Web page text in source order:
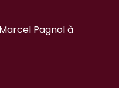
Pagnol à